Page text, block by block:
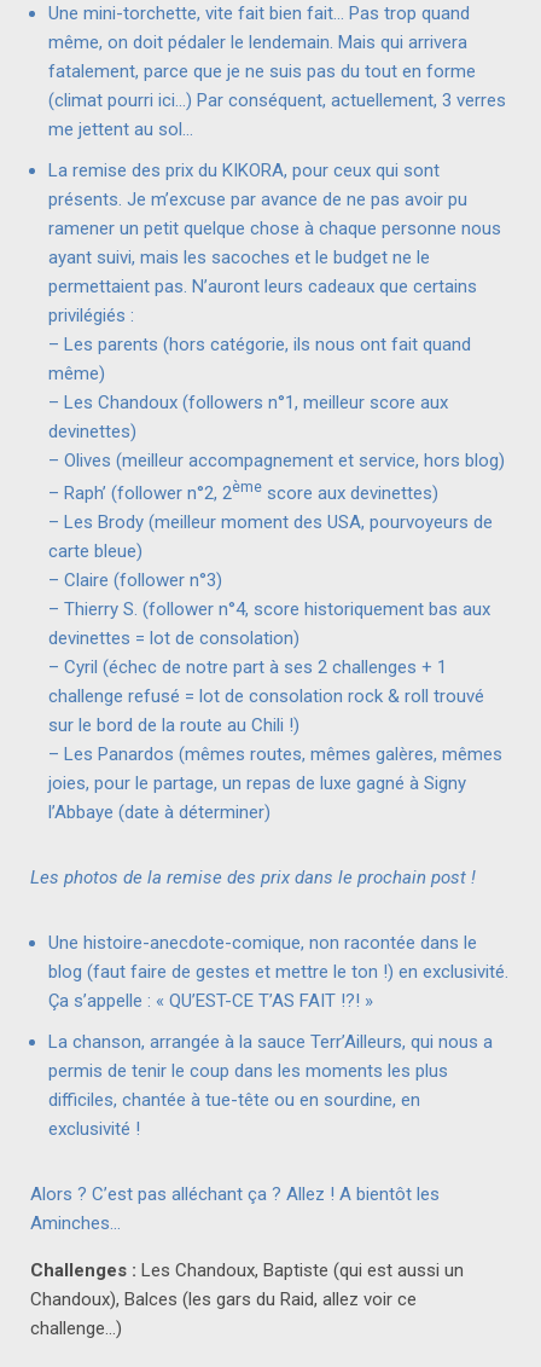
Une mini-torchette, vite fait bien fait… Pas trop quand
même, on doit pédaler le lendemain. Mais qui arrivera
fatalement, parce que je ne suis pas du tout en forme
(climat pourri ici…) Par conséquent, actuellement, 3 verres
me jettent au sol…
La remise des prix du KIKORA, pour ceux qui sont
présents. Je m’excuse par avance de ne pas avoir pu
ramener un petit quelque chose à chaque personne nous
ayant suivi, mais les sacoches et le budget ne le
permettaient pas. N’auront leurs cadeaux que certains
privilégiés :
– Les parents (hors catégorie, ils nous ont fait quand
même)
– Les Chandoux (followers n°1, meilleur score aux
devinettes)
– Olives (meilleur accompagnement et service, hors blog)
– Raph’ (follower n°2, 2ème score aux devinettes)
– Les Brody (meilleur moment des USA, pourvoyeurs de
carte bleue)
– Claire (follower n°3)
– Thierry S. (follower n°4, score historiquement bas aux
devinettes = lot de consolation)
– Cyril (échec de notre part à ses 2 challenges + 1
challenge refusé = lot de consolation rock & roll trouvé
sur le bord de la route au Chili !)
– Les Panardos (mêmes routes, mêmes galères, mêmes
joies, pour le partage, un repas de luxe gagné à Signy
l’Abbaye (date à déterminer)
Les photos de la remise des prix dans le prochain post !
Une histoire-anecdote-comique, non racontée dans le
blog (faut faire de gestes et mettre le ton !) en exclusivité.
Ça s’appelle : « QU’EST-CE T’AS FAIT !?! »
La chanson, arrangée à la sauce Terr’Ailleurs, qui nous a
permis de tenir le coup dans les moments les plus
difficiles, chantée à tue-tête ou en sourdine, en
exclusivité !
Alors ? C’est pas alléchant ça ? Allez ! A bientôt les
Aminches…
Challenges : Les Chandoux, Baptiste (qui est aussi un
Chandoux), Balces (les gars du Raid, allez voir ce
challenge…)